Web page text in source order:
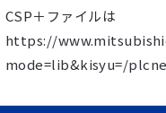
CSP＋ファイルは
https://
mode=lib&kisyu=/plcnet